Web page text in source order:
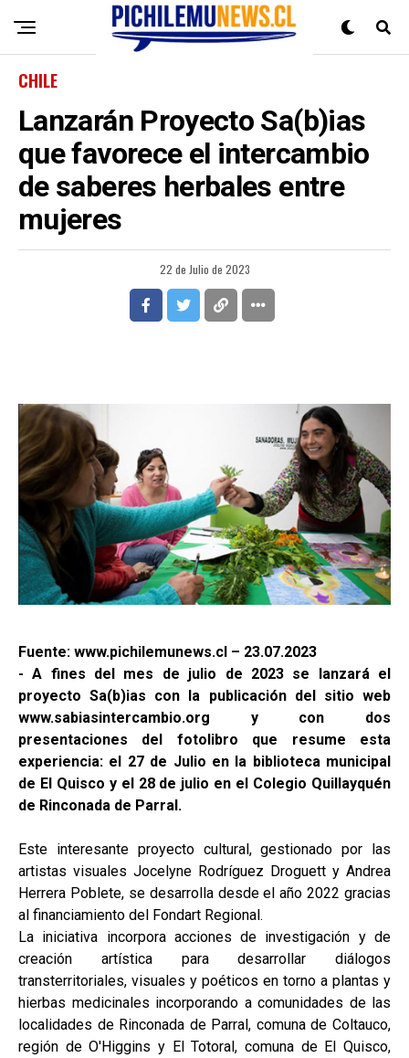
CHILE
Lanzarán Proyecto Sa(b)ias
que favorece el intercambio
de saberes herbales entre
mujeres
22 de Julio de 2023
Fuente: www.pichilemunews.cl – 23.07.2023
- A fines del mes de julio de 2023 se lanzará el
proyecto Sa(b)ias con la publicación del sitio web
www.sabiasintercambio.org y con dos
presentaciones del fotolibro que resume esta
experiencia: el 27 de Julio en la biblioteca municipal
de El Quisco y el 28 de julio en el Colegio Quillayquén
de Rinconada de Parral.
Este interesante proyecto cultural, gestionado por las
artistas visuales Jocelyne Rodríguez Droguett y Andrea
Herrera Poblete, se desarrolla desde el año 2022 gracias
al financiamiento del Fondart Regional.
La iniciativa incorpora acciones de investigación y de
creación artística para desarrollar diálogos
transterritoriales, visuales y poéticos en torno a plantas y
hierbas medicinales incorporando a comunidades de las
localidades de Rinconada de Parral, comuna de Coltauco,
región de O'Higgins y El Totoral, comuna de El Quisco,